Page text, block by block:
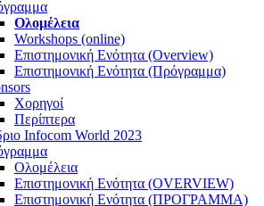
Ολομέλεια
Workshops (online)
Επιστημονική Ενότητα (Overview)
Επιστημονική Ενότητα (Πρόγραμμα)
Χορηγοί
Περίπτερα
Infocom World 2023
Ολομέλεια
Επιστημονική Ενότητα (OVERVIEW)
Επιστημονική Ενότητα (ΠΡΟΓΡΑΜΜΑ)